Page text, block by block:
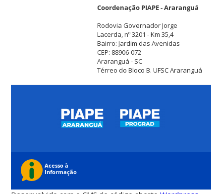
Coordenação PIAPE - Araranguá
Rodovia Governador Jorge
Lacerda, nº 3201 - Km 35,4
Bairro: Jardim das Avenidas
CEP: 88906-072
Araranguá - SC
Térreo do Bloco B. UFSC Araranguá